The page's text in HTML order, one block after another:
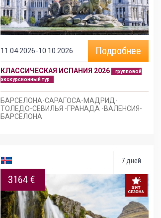
11.04.2026-10.10.2026 Подробнее
КЛАССИЧЕСКАЯ ИСПАНИЯ 2026
групповой
экскурсионный тур
БАРСЕЛОНА-САРАГОСА-МАДРИД-
ТОЛЕДО-СЕВИЛЬЯ -ГРАНАДА -ВАЛЕНСИЯ-
БАРСЕЛОНА
7 дней
3164 €